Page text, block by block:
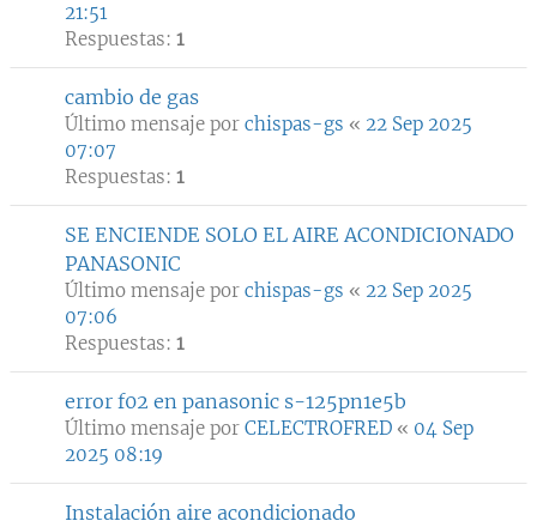
21:51
Respuestas: 1
cambio de gas
Último mensaje por chispas-gs « 22 Sep 2025
07:07
Respuestas: 1
SE ENCIENDE SOLO EL AIRE ACONDICIONADO
PANASONIC
Último mensaje por chispas-gs « 22 Sep 2025
07:06
Respuestas: 1
error f02 en panasonic s-125pn1e5b
Último mensaje por CELECTROFRED « 04 Sep
2025 08:19
Instalación aire acondicionado